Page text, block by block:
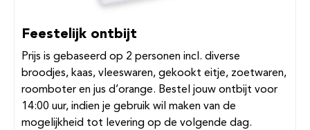
Feestelijk ontbijt
Prijs is gebaseerd op 2 personen incl. diverse
broodjes, kaas, vleeswaren, gekookt eitje, zoetwaren,
roomboter en jus d’orange. Bestel jouw ontbijt voor
14:00 uur, indien je gebruik wil maken van de
mogelijkheid tot levering op de volgende dag.